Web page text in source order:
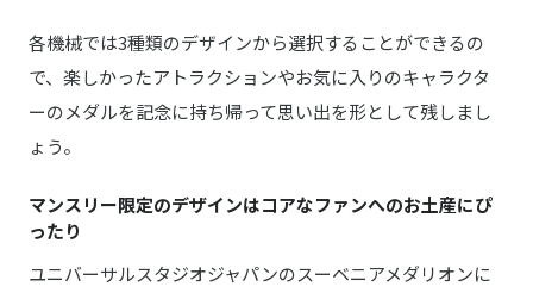
各機械では3種類のデザインから選択することができるの
で、楽しかったアトラクションやお気に入りのキャラクタ
ーのメダルを記念に持ち帰って思い出を形として残しまし
ょう。
マンスリー限定のデザインはコアなファンへのお土産にぴ
ったり
ユニバーサルスタジオジャパンのスーベニアメダリオンに